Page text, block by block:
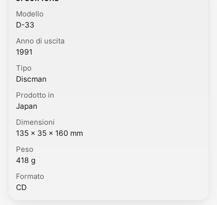
Modello
D-33
Anno di uscita
1991
Tipo
Discman
Prodotto in
Japan
Dimensioni
135 × 35 × 160 mm
Peso
418 g
Formato
CD